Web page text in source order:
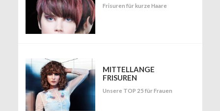
Frisuren für kurze Haare
MITTELLANGE
FRISUREN
Unsere TOP 25 für Frauen